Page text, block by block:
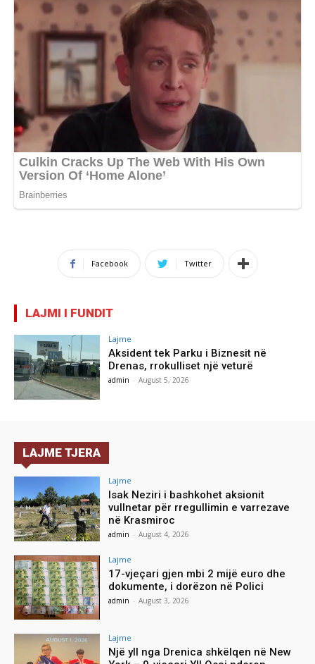
Facebook Twitter
LAJMI I FUNDIT
Lajme
Aksident tek Parku i Biznesit në
Drenas, rrokulliset një veturë
admin - August 5, 2026
LAJME TJERA
Lajme
Isak Neziri i bashkohet aksionit
vullnetar për rregullimin e varrezave
në Krasmiroc
admin - August 4, 2026
Lajme
17-vjeçari gjen mbi 2 mijë euro dhe
dokumente, i dorëzon në Polici
admin - August 3, 2026
Lajme
Një yll nga Drenica shkëlqen në New